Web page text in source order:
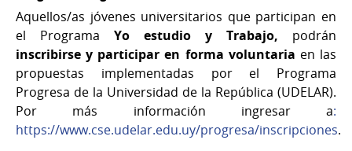
Aquellos/as jóvenes universitarios que participan en
el Programa Yo estudio y Trabajo, podrán
inscribirse y participar en forma voluntaria en las
propuestas implementadas por el Programa
Progresa de la Universidad de la República (UDELAR).
Por más información ingresar a:
https://www.cse.udelar.edu.uy/progresa/inscripciones.